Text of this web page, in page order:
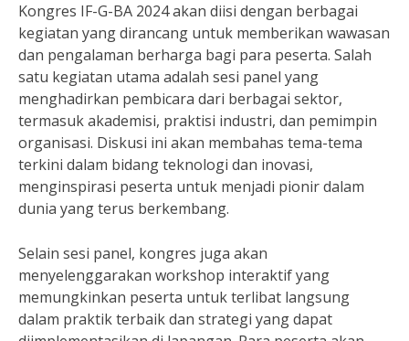
Kongres IF-G-BA 2024 akan diisi dengan berbagai
kegiatan yang dirancang untuk memberikan wawasan
dan pengalaman berharga bagi para peserta. Salah
satu kegiatan utama adalah sesi panel yang
menghadirkan pembicara dari berbagai sektor,
termasuk akademisi, praktisi industri, dan pemimpin
organisasi. Diskusi ini akan membahas tema-tema
terkini dalam bidang teknologi dan inovasi,
menginspirasi peserta untuk menjadi pionir dalam
dunia yang terus berkembang.
Selain sesi panel, kongres juga akan
menyelenggarakan workshop interaktif yang
memungkinkan peserta untuk terlibat langsung
dalam praktik terbaik dan strategi yang dapat